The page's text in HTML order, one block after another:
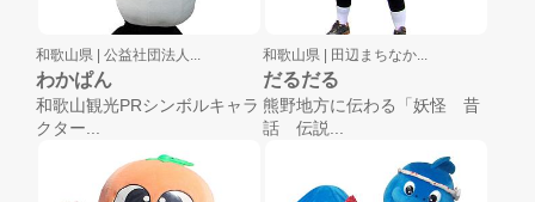
和歌山県 | 公益社団法人...
わかぱん
和歌山観光PRシンボルキャラ
クター...
和歌山県 | 田辺まちなか...
だるだる
熊野地方に伝わる「妖怪 昔
話 伝説...